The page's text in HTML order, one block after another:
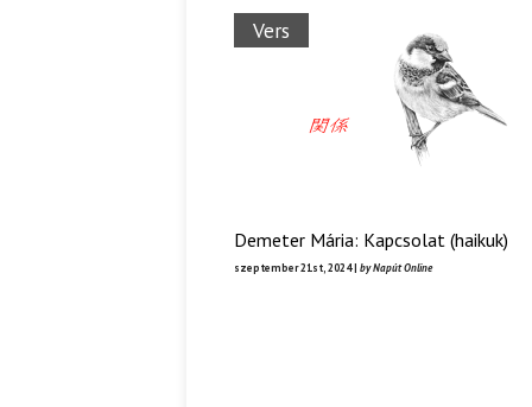
Vers
Demeter Mária: Kapcsolat (haikuk)
szeptember 21st, 2024 | by Napút Online